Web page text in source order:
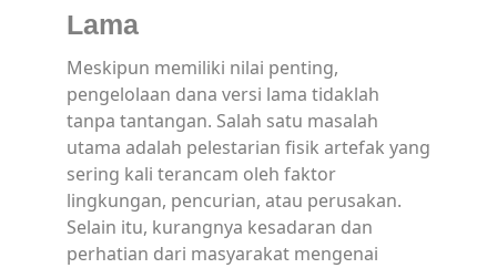
Lama
Meskipun memiliki nilai penting,
pengelolaan dana versi lama tidaklah
tanpa tantangan. Salah satu masalah
utama adalah pelestarian fisik artefak yang
sering kali terancam oleh faktor
lingkungan, pencurian, atau perusakan.
Selain itu, kurangnya kesadaran dan
perhatian dari masyarakat mengenai